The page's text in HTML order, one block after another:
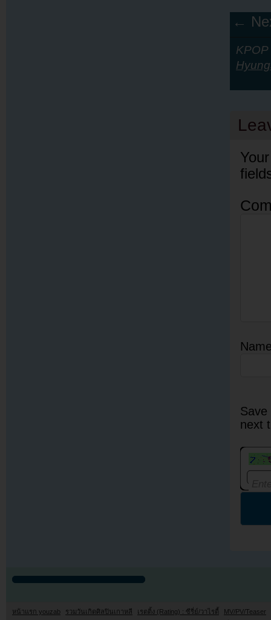
←
next
หน้าแรก youzab รวมวันเกิดศิลปินเกาหลี เรตติ้ง (Rating) : ซีรี่ย์/วาไรตี้ MV/PV/Teaser